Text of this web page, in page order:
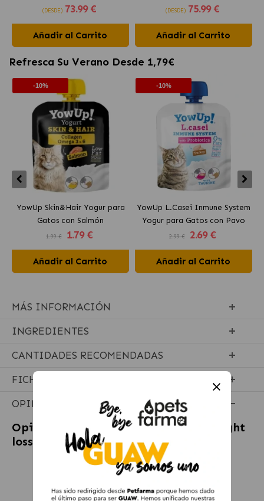
esterilizados
(DESDE) 73.99 €
Añadir al Carrito
para gatos
(DESDE) 75.99 €
Añadir al Carrito
Refresca Su Verano Desde 1,79€
-10%
YowUp Skin&Hair Yogur para
Gatos con Salmón
1.99 € 1.79 €
Añadir al Carrito
-10%
YowUp L.Casei Inmune System
Yogur para Gatos con Pavo
2.99 € 2.69 €
Añadir al Carrito
MÁS INFORMACIÓN
INGREDIENTES
CANTIDADES RECOMENDADAS
FICHA TÉCNICA
OPINIONES
Opiniones sobre
Virbac HPM W2 Weight
loss & Control pienso para gatos